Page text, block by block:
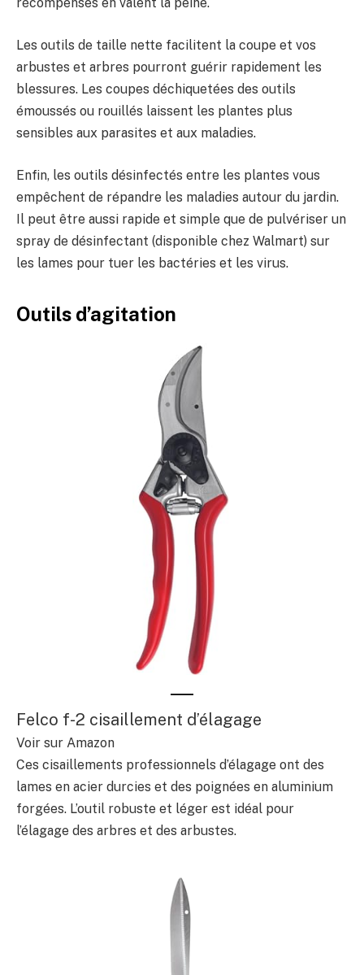
récompenses en valent la peine.
Les outils de taille nette facilitent la coupe et vos
arbustes et arbres pourront guérir rapidement les
blessures. Les coupes déchiquetées des outils
émoussés ou rouillés laissent les plantes plus
sensibles aux parasites et aux maladies.
Enfin, les outils désinfectés entre les plantes vous
empêchent de répandre les maladies autour du jardin.
Il peut être aussi rapide et simple que de pulvériser un
spray de désinfectant (disponible chez Walmart) sur
les lames pour tuer les bactéries et les virus.
Outils d’agitation
Felco f-2 cisaillement d’élagage
Voir sur Amazon
Ces cisaillements professionnels d’élagage ont des
lames en acier durcies et des poignées en aluminium
forgées. L’outil robuste et léger est idéal pour
l’élagage des arbres et des arbustes.